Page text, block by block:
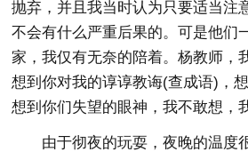
抛弃，并且我当时认为只要适当注
不会有什么严重后果的。可是他们
家，我仅有无奈的陪着。杨教师，
想到你对我的谆谆教诲(查成语)，
想到你们失望的眼神，我不敢想，
由于彻夜的玩耍，夜晚的温度